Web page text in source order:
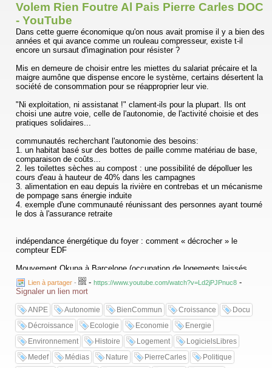
Volem Rien Foutre Al Pais Pierre Carles DOC
- YouTube
Dans cette guerre économique qu'on nous avait promise il y a bien des
années et qui avance comme un rouleau compresseur, existe t-il
encore un sursaut d'imagination pour résister ?
Mis en demeure de choisir entre les miettes du salariat précaire et la
maigre aumône que dispense encore le système, certains désertent la
société de consommation pour se réapproprier leur vie.
"Ni exploitation, ni assistanat !" clament-ils pour la plupart. Ils ont
choisi une autre voie, celle de l'autonomie, de l'activité choisie et des
pratiques solidaires...
communautés recherchant l'autonomie des besoins:
1. un habitat basé sur des bottes de paille comme matériau de base,
comparaison de coûts...
2. les toilettes sèches au compost : une possibilité de dépolluer les
cours d'eau à hauteur de 40% dans les campagnes
3. alimentation en eau depuis la rivière en contrebas et un mécanisme
de pompage sans énergie induite
4. exemple d'une communauté réunissant des personnes ayant tourné
le dos à l'assurance retraite
indépendance énergétique du foyer : comment « décrocher » le
compteur EDF
Mouvement Okupa à Barcelone (occupation de logements laissés
durablement vacants)
collectif Dinero gratis à Barcelone (prônant l'escamotage de denrées
alimentaires dans les grands magasins de centre-ville par le biais de
happenings)
Lien à partager - - https://www.youtube.com/watch?v=Ld2jPJPnuc8 -
Signaler un lien mort
ANPE Autonomie BienCommun Croissance
Docu
Décroissance
Ecologie Economie
Energie
Environnement
Histoire Logement
LogicielsLibres
Medef
Médias Nature PierreCarles
Politique